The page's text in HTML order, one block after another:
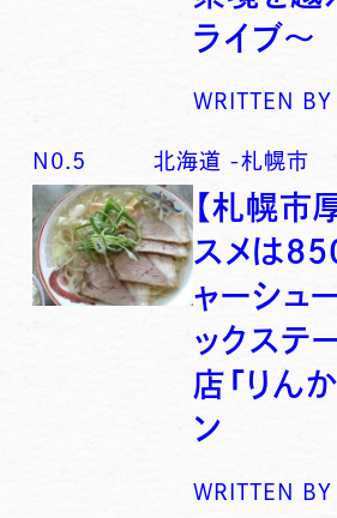
ライブ〜
WRITTEN BY
N0. 5 北海道 -札幌市
【札幌市
スメは
ャーシュ
ックステ
店「りん
ン
WRITTEN BY